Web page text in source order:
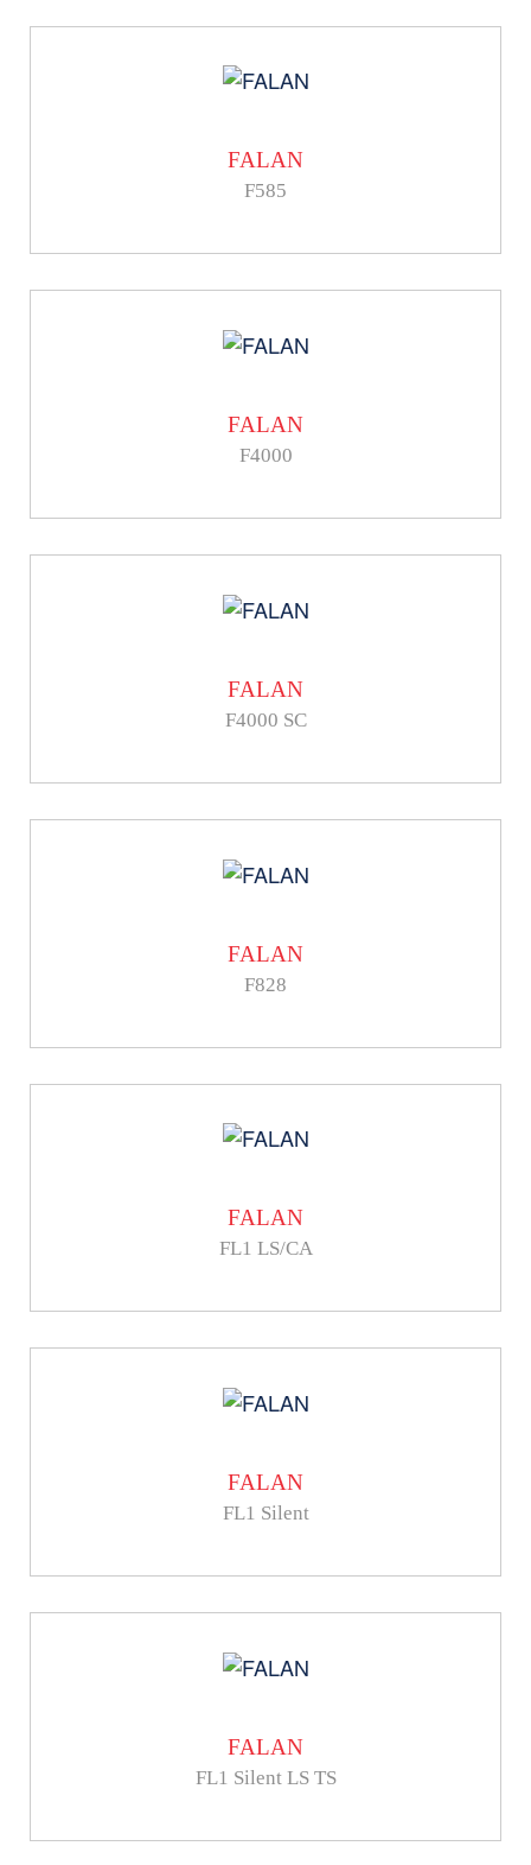
FALAN
F585
FALAN
F4000
FALAN
F4000 SC
FALAN
F828
FALAN
FL1 LS/CA
FALAN
FL1 Silent
FALAN
FL1 Silent LS TS